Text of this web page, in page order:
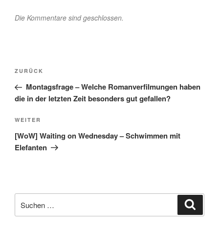
Die Kommentare sind geschlossen.
Beitragsnavigation
Vorheriger
Beitrag
ZURÜCK
Montagsfrage – Welche Romanverfilmungen haben
die in der letzten Zeit besonders gut gefallen?
Nächster
Beitrag
WEITER
[WoW] Waiting on Wednesday – Schwimmen mit
Elefanten
nach: